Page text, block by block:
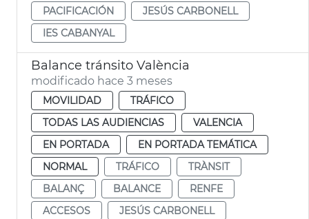
PACIFICACIÓN
JESÚS CARBONELL
IES CABANYAL
Balance tránsito València
modificado hace 3 meses
MOVILIDAD
TRÁFICO
TODAS LAS AUDIENCIAS
VALENCIA
EN PORTADA
EN PORTADA TEMÁTICA
NORMAL
TRÁFICO
TRÀNSIT
BALANÇ
BALANCE
RENFE
ACCESOS
JESÚS CARBONELL